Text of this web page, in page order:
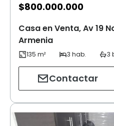
$800.000.000
Casa en Venta, Av 19
Armenia
Contactar